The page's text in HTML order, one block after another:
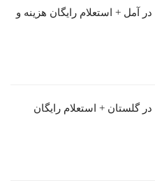
در آمل + استعلام رایگان هزینه و
در گلستان + استعلام رایگان